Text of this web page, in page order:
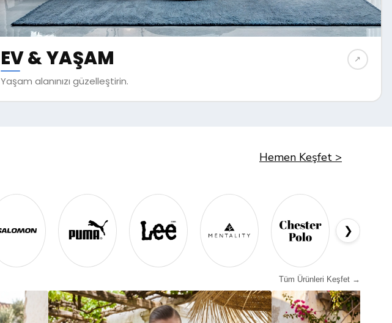
EV & YAŞAM
Yaşam alanınızı güzelleştirin.
↗︎
Hemen Keşfet >
❯
Tüm Ürünleri Keşfet →